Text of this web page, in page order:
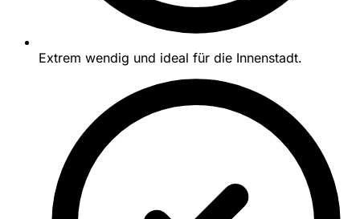
Extrem wendig und ideal für die Innenstadt.